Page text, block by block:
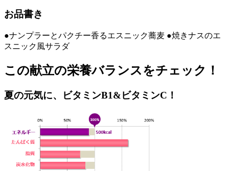
お品書き
●ナンプラーとパクチー香るエスニック蕎麦 ●焼きナスのエ
スニック風サラダ
この献立の栄養バランスをチェック！
夏の元気に、ビタミンB1&ビタミンC！